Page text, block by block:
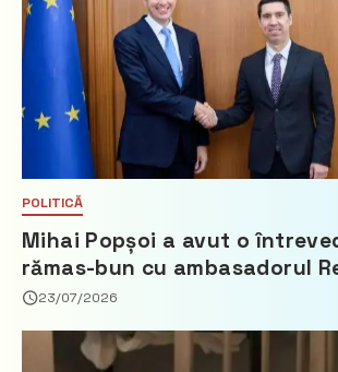
POLITICĂ
Mihai Popșoi a avut o
rămas-bun cu ambasadorul
Țărilor de Jos, Fred Duijn
23/07/2026